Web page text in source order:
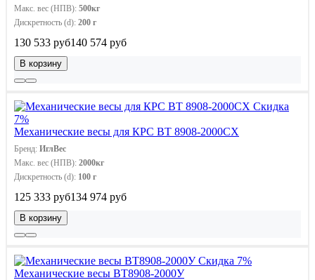
Макс. вес (НПВ): 500кг
Дискретность (d): 200 г
130 533 руб140 574 руб
В корзину
Скидка
7%
Механические весы для КРС ВТ 8908-2000СХ
Бренд: ИглВес
Макс. вес (НПВ): 2000кг
Дискретность (d): 100 г
125 333 руб134 974 руб
В корзину
Скидка 7%
Механические весы ВТ8908-2000У